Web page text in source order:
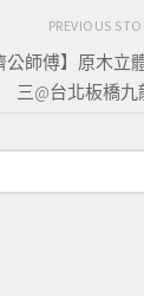
PREVIOUS
公師傅】原木立
三@台北板橋